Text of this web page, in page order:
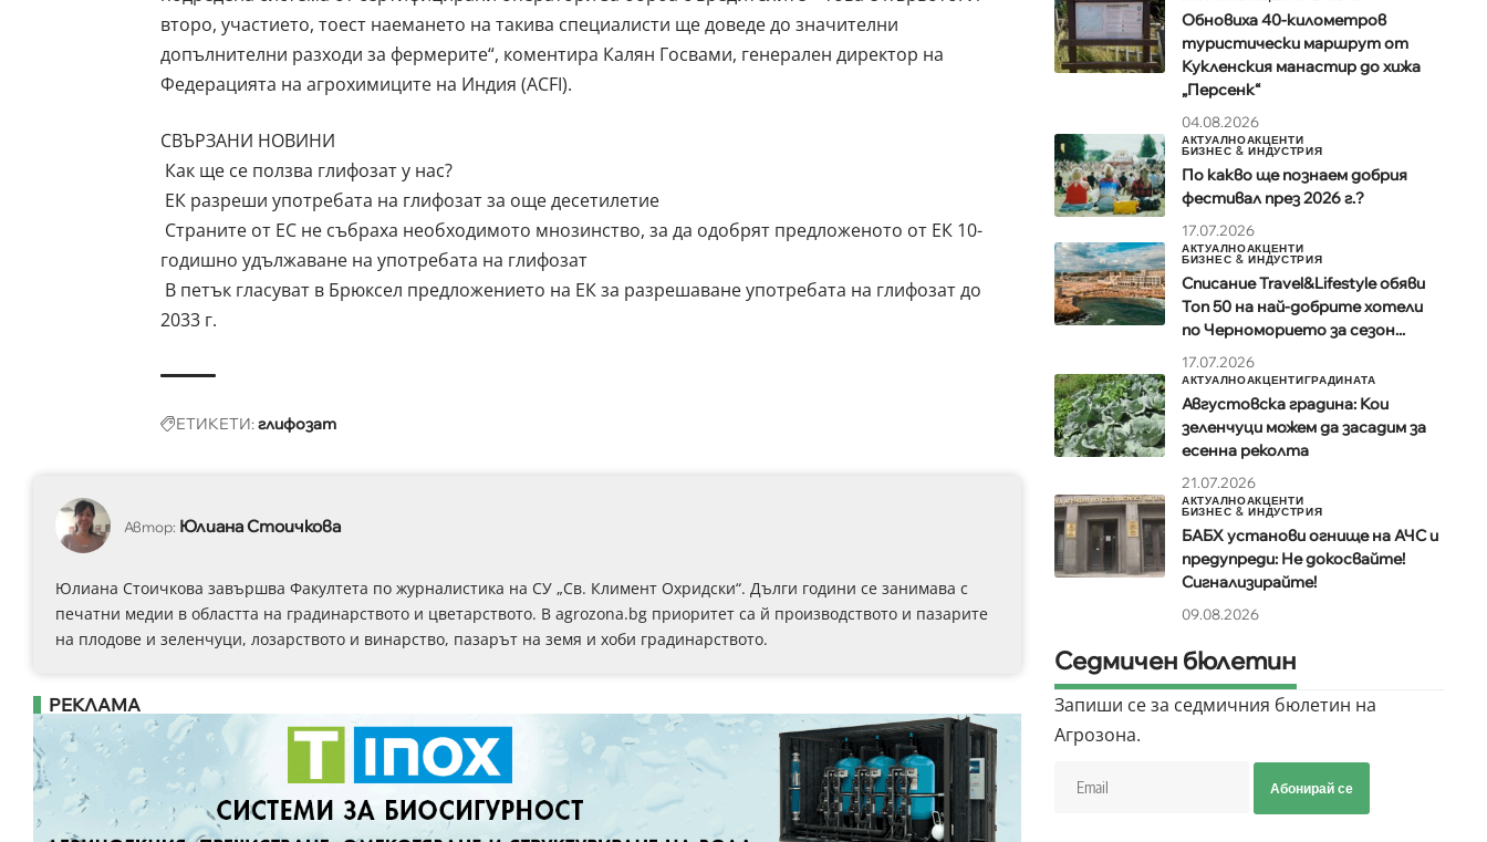
второ, участието, тоест наемането на такива специалисти ще доведе до значителни
допълнителни разходи за фермерите“, коментира Калян Госвами, генерален директор на
Федерацията на агрохимиците на Индия (ACFI).
СВЪРЗАНИ НОВИНИ
Как ще се ползва глифозат у нас?
ЕК разреши употребата на глифозат за още десетилетие
Страните от ЕС не събраха необходимото мнозинство, за да одобрят предложеното от ЕК 10-
годишно удължаване на употребата на глифозат
В петък гласуват в Брюксел предложението на ЕК за разрешаване употребата на глифозат до
2033 г.
ЕТИКЕТИ:глифозат
Автор: Юлиана Стоичкова
Юлиана Стоичкова завършва Факултета по журналистика на СУ „Св. Климент Охридски“. Дълги години се занимава с
печатни медии в областта на градинарството и цветарството. В agrozona.bg приоритет са й производството и пазарите
на плодове и зеленчуци, лозарството и винарство, пазарът на земя и хоби градинарството.
РЕКЛАМА
Обновиха 40-километров
туристически маршрут от
Кукленския манастир до хижа
„Персенк“
04.08.2026
АКТУАЛНОАКЦЕНТИ
БИЗНЕС & ИНДУСТРИЯ
По какво ще познаем добрия
фестивал през 2026 г.?
17.07.2026
АКТУАЛНОАКЦЕНТИ
БИЗНЕС & ИНДУСТРИЯ
Списание Travel&Lifestyle обяви
Топ 50 на най-добрите хотели
по Черноморието за сезон...
17.07.2026
АКТУАЛНОАКЦЕНТИГРАДИНАТА
Августовска градина: Кои
зеленчуци можем да засадим за
есенна реколта
21.07.2026
АКТУАЛНОАКЦЕНТИ
БИЗНЕС & ИНДУСТРИЯ
БАБХ установи огнище на АЧС и
предупреди: Не докосвайте!
Сигнализирайте!
09.08.2026
Седмичен бюлетин
Запиши се за седмичния бюлетин на
Агрозона.
Абонирай се